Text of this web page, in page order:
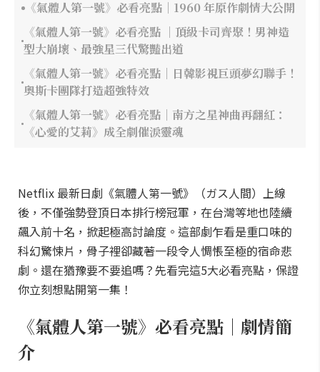
《氣體人第一號》必看亮點｜1960 年原作劇情大公開
《氣體人第一號》必看亮點 ｜頂級卡司齊聚！男神造
型大崩壞、最強星三代驚豔出道
《氣體人第一號》必看亮點｜日韓影視巨頭夢幻聯手！
奧斯卡團隊打造超強特效
《氣體人第一號》必看亮點｜南方之星神曲再翻紅：
《心愛的艾莉》成全劇催淚靈魂
Netflix 最新日劇《氣體人第一號》（ガス人間）上線
後，不僅強勢登頂日本排行榜冠軍，在台灣等地也陸續
飆入前十名，掀起極高討論度。這部劇乍看是重口味的
科幻驚悚片，骨子裡卻藏著一段令人惆悵至極的宿命悲
劇。還在猶豫要不要追嗎？先看完這5大必看亮點，保證
你立刻想點開第一集！
《氣體人第一號》必看亮點｜劇情簡
介